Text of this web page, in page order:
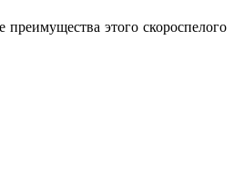
этого скороспелого